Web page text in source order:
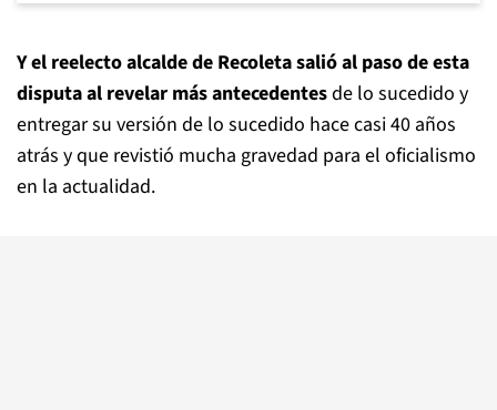
Y el reelecto alcalde de Recoleta salió al paso de esta
disputa al revelar más antecedentesde lo sucedido y
entregar su versión de lo sucedido hace casi 40 años
atrás y que revistió mucha gravedad para el oficialismo
en la actualidad.